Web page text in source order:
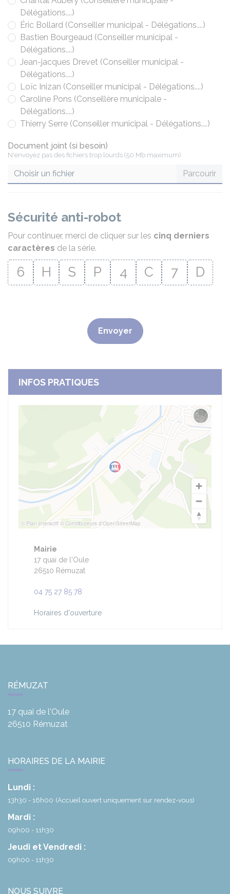
Délégations....)
Éric Bollard (Conseiller municipal - Délégations....)
Bastien Bourgeaud (Conseiller municipal -
Délégations....)
Jean-jacques Drevet (Conseiller municipal -
Délégations....)
Loïc Inizan (Conseiller municipal - Délégations....)
Caroline Pons (Conseillère municipale -
Délégations....)
Thierry Serre (Conseiller municipal - Délégations....)
Document joint (si besoin)
N'envoyez pas des fichiers trop lourds (50 Mb maximum)
Choisir un fichier
Sécurité anti-robot
Pour continuer, merci de cliquer sur les cinq derniers
caractères de la série.
6 H S P 4 C 7 D
Envoyer
INFOS PRATIQUES
© Plan-interactif © Contributeurs d'OpenStreetMap
Mairie
17 quai de l'Oule
26510 Rémuzat
04 75 27 85 78
Horaires d'ouverture
RÉMUZAT
17 quai de l'Oule
26510 Rémuzat
HORAIRES DE LA MAIRIE
Lundi :
13h30 - 16h00 (Accueil ouvert uniquement sur rendez-vous)
Mardi :
09h00 - 11h30
Jeudi et Vendredi :
09h00 - 11h30
NOUS SUIVRE